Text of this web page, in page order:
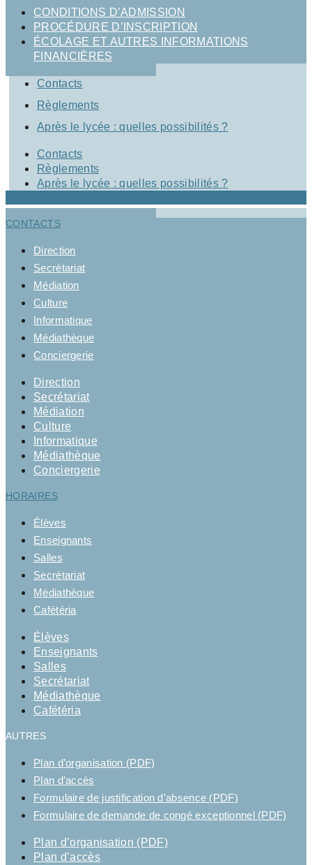
CONDITIONS D’ADMISSION
PROCÉDURE D’INSCRIPTION
ÉCOLAGE ET AUTRES INFORMATIONS
FINANCIÈRES
Contacts
Règlements
Après le lycée : quelles possibilités ?
Contacts
Règlements
Après le lycée : quelles possibilités ?
CONTACTS
Direction
Secrétariat
Médiation
Culture
Informatique
Médiathèque
Conciergerie
Direction
Secrétariat
Médiation
Culture
Informatique
Médiathèque
Conciergerie
HORAIRES
Élèves
Enseignants
Salles
Secrétariat
Médiathèque
Cafétéria
Élèves
Enseignants
Salles
Secrétariat
Médiathèque
Cafétéria
AUTRES
Plan d’organisation (PDF)
Plan d’accès
Formulaire de justification d’absence (PDF)
Formulaire de demande de congé exceptionnel (PDF)
Plan d’organisation (PDF)
Plan d’accès